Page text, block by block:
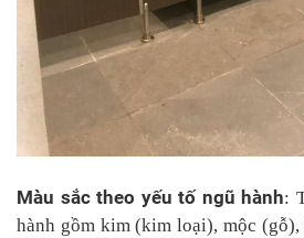
Màu sắc theo yếu tố ngũ hành:
hành gồm kim (kim loại), mộc